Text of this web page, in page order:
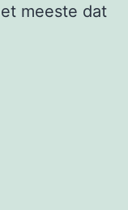
meeste dat